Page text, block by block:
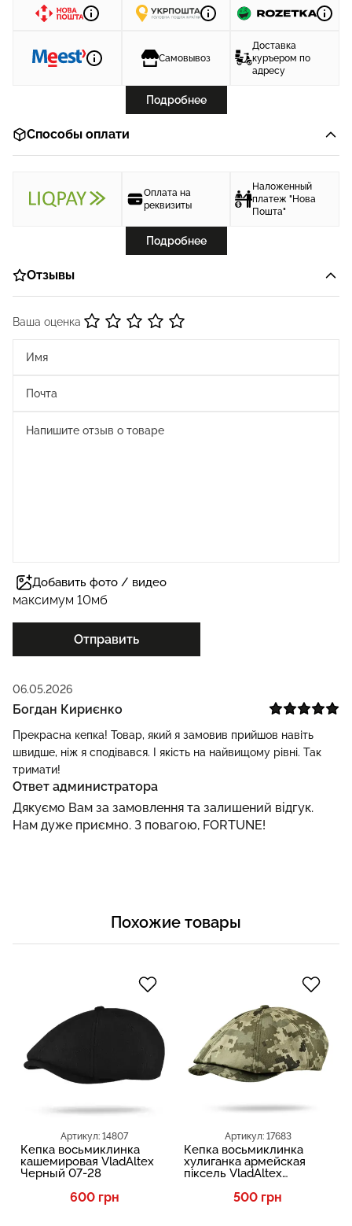
Самовывоз
Доставка
куръером по
адресу
Подробнее
Способы оплати
Оплата на
реквизиты
Наложенный
платеж "Нова
Пошта"
Подробнее
Отзывы
Ваша оценка
Добавить фото / видео
максимум 10мб
Отправить
06.05.2026
Богдан Кириєнко
Прекрасна кепка! Товар, який я замовив прийшов навіть
швидше, ніж я сподівався. І якість на найвищому рівні. Так
тримати!
Ответ администратора
Дякуємо Вам за замовлення та залишений відгук.
Нам дуже приємно. З повагою, FORTUNE!
Похожие товары
Артикул: 14807
Кепка восьмиклинка
кашемировая VladAltex
Черный 07-28
600 грн
Артикул: 17683
Кепка восьмиклинка
хулиганка армейская
піксель VladAltex
500 грн